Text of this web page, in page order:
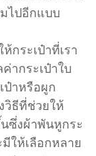
ไปอีกแบบ
กระเป๋าที่เรา
ากระเป๋าใบ
ป๋าหรือผูก
วิธีที่ช่วยให้
ซึ่งผ้าพันหูกระ
ให้เลือกหลาย